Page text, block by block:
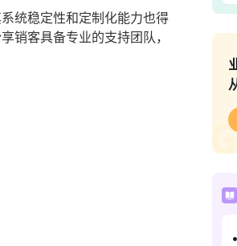
统稳定性和定制化能力也得
销客具备专业的支持团队，